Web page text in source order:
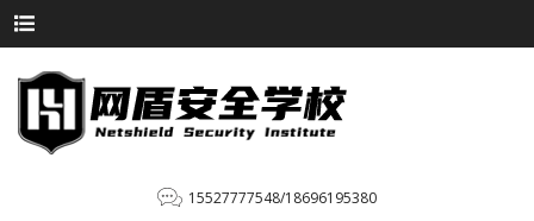
15527777548/18696195380